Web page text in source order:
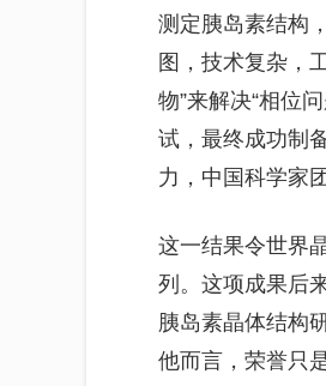
测定胰岛素结构
图，技术复杂，
物”来解决“相位
试，最终成功制
力，中国科学家
这一结果令世界
列。这项成果后
胰岛素晶体结构
他而言，荣誉只